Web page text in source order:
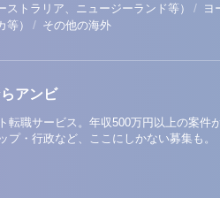
ストラリア、ニュージーランド等） / ヨ
）
/ その他の海外
アンビ
転職サービス。年収500万円以上の案
・行政など、ここにしかない募集も。